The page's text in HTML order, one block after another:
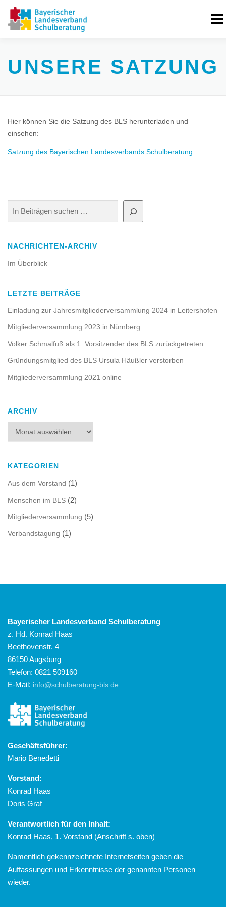
springen
Menü
UNSERE SATZUNG
Hier können Sie die Satzung des BLS herunterladen und
einsehen:
Satzung des Bayerischen Landesverbands Schulberatung
Suchen
NACHRICHTEN-ARCHIV
Im Überblick
LETZTE BEITRÄGE
Einladung zur Jahresmitgliederversammlung 2024 in Leitershofen
Mitgliederversammlung 2023 in Nürnberg
Volker Schmalfuß als 1. Vorsitzender des BLS zurückgetreten
Gründungsmitglied des BLS Ursula Häußler verstorben
Mitgliederversammlung 2021 online
ARCHIV
Archiv
KATEGORIEN
Aus dem Vorstand (1)
Menschen im BLS (2)
Mitgliederversammlung (5)
Verbandstagung (1)
Bayerischer Landesverband Schulberatung
z. Hd. Konrad Haas
Beethovenstr. 4
86150 Augsburg
Telefon: 0821 509160
E-Mail: info@schulberatung-bls.de
Geschäftsführer:
Mario Benedetti
Vorstand:
Konrad Haas
Doris Graf
Verantwortlich für den Inhalt:
Konrad Haas, 1. Vorstand (Anschrift s. oben)
Namentlich gekennzeichnete Internetseiten geben die
Auffassungen und Erkenntnisse der genannten Personen
wieder.